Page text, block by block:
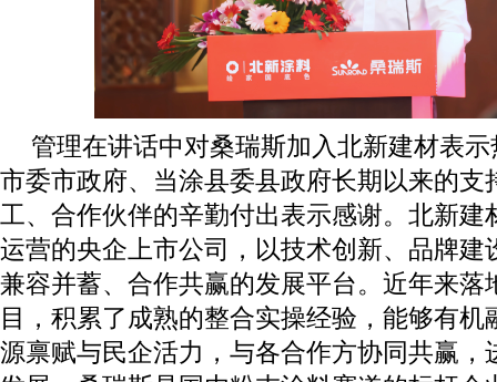
管理在讲话中对桑瑞斯加入北新建材表
市委市政府、当涂县委县政府长期以来的支
工、合作伙伴的辛勤付出表示感谢。北新建
运营的央企上市公司，以技术创新、品牌建
兼容并蓄、合作共赢的发展平台。近年来落
目，积累了成熟的整合实操经验，能够有机
源禀赋与民企活力，与各合作方协同共赢，